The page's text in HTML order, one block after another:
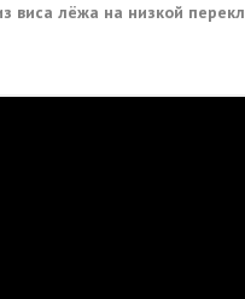
виса лёжа на низкой